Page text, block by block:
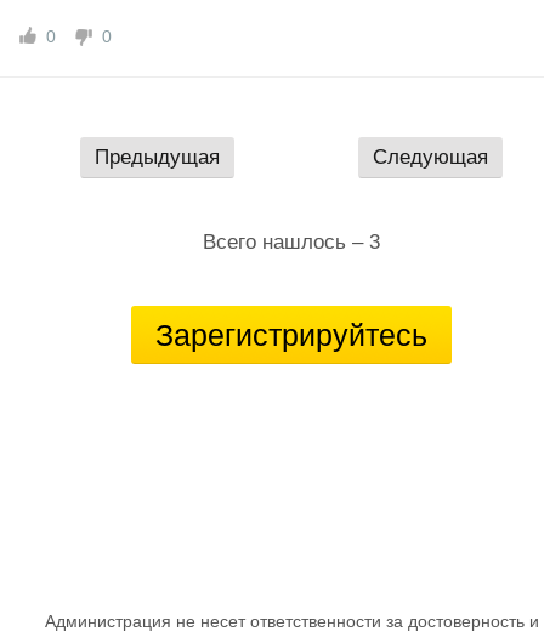
0 0
Предыдущая Следующая
Всего нашлось – 3
Зарегистрируйтесь
Администрация не несет ответственности за достоверность и